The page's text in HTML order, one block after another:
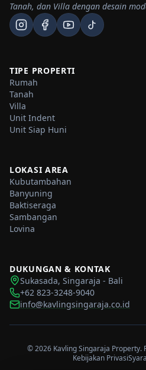
Tanah, dan Villa dengan desain
TIPE PROPERTI
Rumah
Tanah
Villa
Unit Indent
Unit Siap Huni
LOKASI AREA
Kubutambahan
Banyuning
Baktiseraga
Sambangan
Lovina
DUKUNGAN & KONTAK
Sukasada, Singaraja - Bali
+62 823-3248-9040
info@kavlingsingaraja.co.id
©2026Kavling Singaraja Property.
Kebijakan Privasi